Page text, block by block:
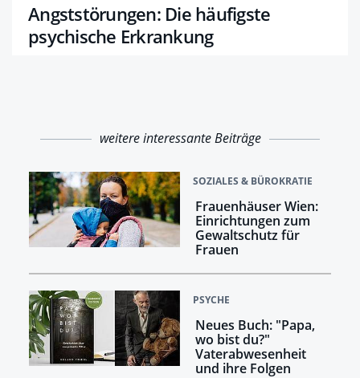
Angststörungen: Die häufigste
psychische Erkrankung
weitere interessante Beiträge
SOZIALES & BÜROKRATIE
Frauenhäuser Wien:
Einrichtungen zum
Gewaltschutz für
Frauen
PSYCHE
Neues Buch: "Papa,
wo bist du?"
Vaterabwesenheit
und ihre Folgen